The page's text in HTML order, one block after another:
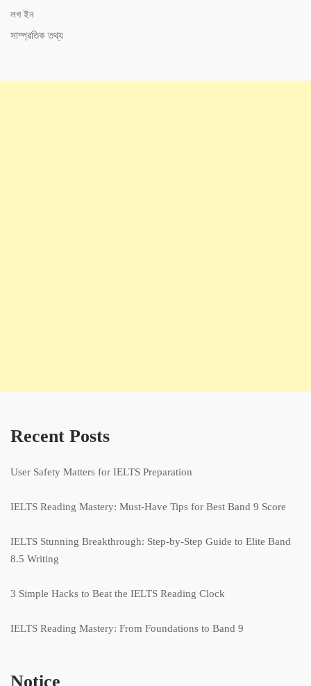
লগ ইন
সাম্প্রতিক তথ্য
Recent Posts
User Safety Matters for IELTS Preparation
IELTS Reading Mastery: Must-Have Tips for Best Band 9 Score
IELTS Stunning Breakthrough: Step-by-Step Guide to Elite Band
8.5 Writing
3 Simple Hacks to Beat the IELTS Reading Clock
IELTS Reading Mastery: From Foundations to Band 9
Notice